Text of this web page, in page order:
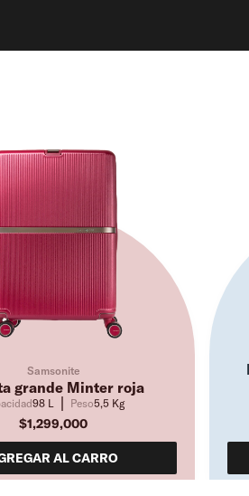
Samsonite
grande Minter roja
98 L Peso5,5 Kg
$1,299,000
AL CARRO